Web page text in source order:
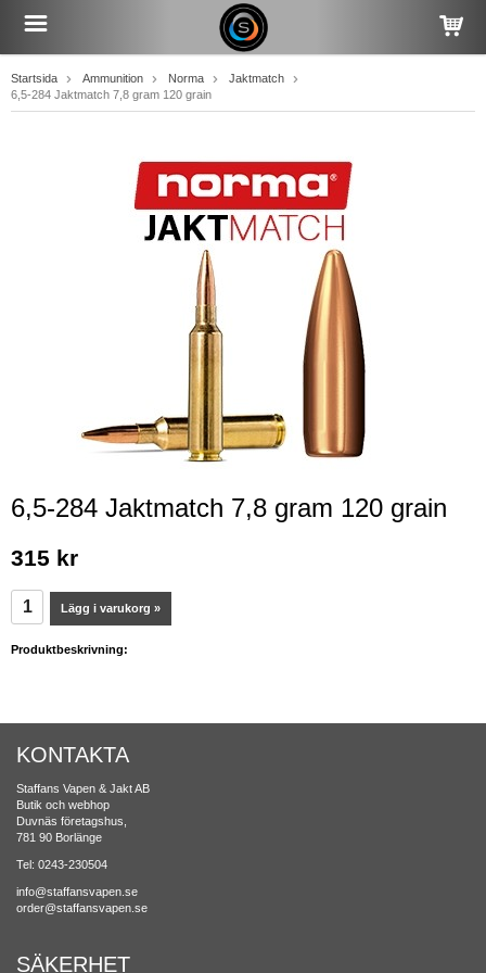
Startsida Ammunition Norma
Jaktmatch
6,5-284 Jaktmatch 7,8 gram 120 grain
6,5-284 Jaktmatch 7,8 gram 120 grain
315 kr
Lägg i varukorg »
Produktbeskrivning:
KONTAKTA
Staffans Vapen & Jakt AB
Butik och webhop
Duvnäs företagshus,
781 90 Borlänge
Tel: 0243-230504
info@staffansvapen.se
order@staffansvapen.se
SÄKERHET